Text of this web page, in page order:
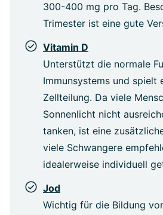
300-400 mg pro Tag.
Trimester ist eine gute
Vitamin D
Unterstützt die normale
Immunsystems und spielt
Zellteilung. Da viele
Sonnenlicht nicht
tanken, ist eine
viele Schwangere
idealerweise individuell
Jod
Wichtig für die Bildung